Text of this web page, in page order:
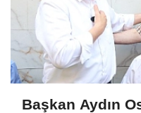
Başkan Aydın